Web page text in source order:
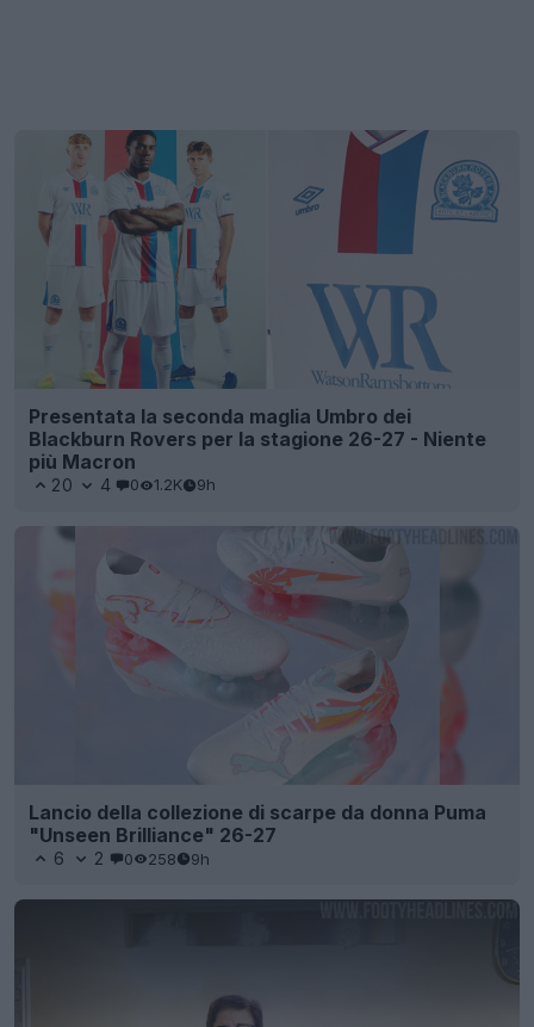
Presentata la seconda maglia Umbro dei
Blackburn Rovers per la stagione 26-27 - Niente
più Macron
20 4 0 1.2K 9h
Lancio della collezione di scarpe da donna Puma
"Unseen Brilliance" 26-27
6 2 0 258 9h